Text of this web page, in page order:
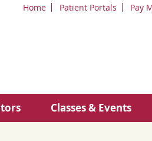
Home Patient Portals Pay
Classes & Events